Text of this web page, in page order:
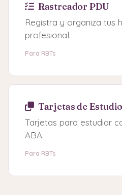
Rastreador PDU
Registra y organiza tus
profesional.
Para RBTs
Tarjetas de Estudio
Tarjetas para estudiar
ABA.
Para RBTs